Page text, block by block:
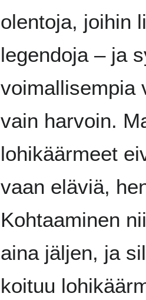
olentoja, joihin
legendoja – ja
voimallisempia
vain harvoin.
lohikäärmeet
vaan eläviä,
Kohtaaminen
aina jäljen, ja
koituu